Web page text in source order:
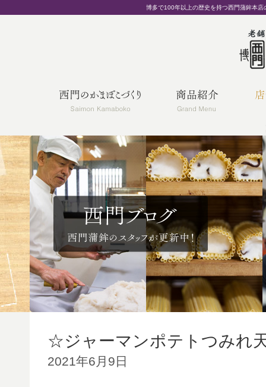
博多で100年以上の歴史を持つ西門蒲鉾本
☆ジャーマンポテトつみれ
2021年6月9日